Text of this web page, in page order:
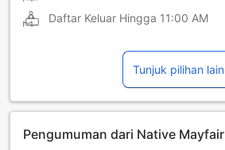
Daftar Keluar Hingga 11:00 AM
Tunjuk pilihan lain
Pengumuman dari Native Mayfair